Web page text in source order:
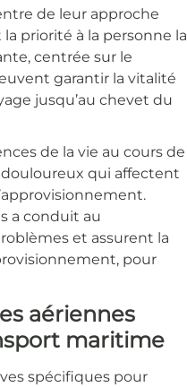
de leur approche
priorité à la personne la
centrée sur le
garantir la vitalité
jusqu’au chevet du
de la vie au cours de
douloureux qui affectent
a conduit au
et assurent la
pour
aériennes
maritime
spécifiques pour